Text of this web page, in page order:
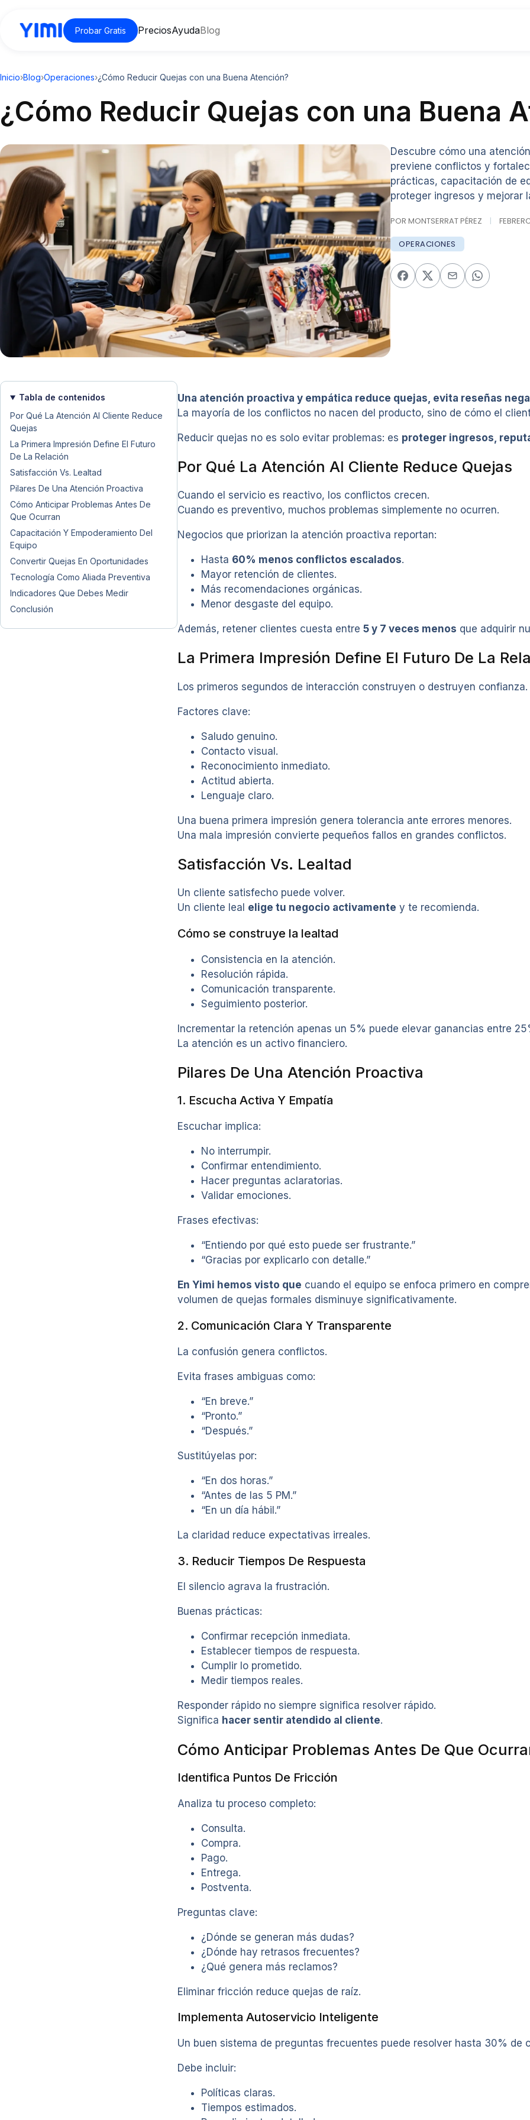
Probar Gratis PreciosAyudaBlog
Inicio›Blog›Operaciones›¿Cómo Reducir Quejas con una Buena Atención?
¿Cómo Reducir Quejas con una Buena
Descubre cómo una
previene conflictos y
prácticas, capacitación de
proteger ingresos y mejorar
POR MONTSERRAT PÉREZ |
OPERACIONES
Tabla de contenidos
Por Qué La Atención Al Cliente Reduce
Quejas
La Primera Impresión Define El Futuro
De La Relación
Satisfacción Vs. Lealtad
Pilares De Una Atención Proactiva
Cómo Anticipar Problemas Antes De
Que Ocurran
Capacitación Y Empoderamiento Del
Equipo
Convertir Quejas En Oportunidades
Tecnología Como Aliada Preventiva
Indicadores Que Debes Medir
Conclusión
Una atención proactiva y empática reduce quejas, evita reseñas
La mayoría de los conflictos no nacen del producto, sino de cómo el
Reducir quejas no es solo evitar problemas: es proteger ingresos,
Por Qué La Atención Al Cliente Reduce Quejas
Cuando el servicio es reactivo, los conflictos crecen.
Cuando es preventivo, muchos problemas simplemente no ocurren.
Negocios que priorizan la atención proactiva reportan:
Hasta 60% menos conflictos escalados.
Mayor retención de clientes.
Más recomendaciones orgánicas.
Menor desgaste del equipo.
Además, retener clientes cuesta entre 5 y 7 veces menos que adquirir
La Primera Impresión Define El Futuro De La
Los primeros segundos de interacción construyen o destruyen confianza.
Factores clave:
Saludo genuino.
Contacto visual.
Reconocimiento inmediato.
Actitud abierta.
Lenguaje claro.
Una buena primera impresión genera tolerancia ante errores menores.
Una mala impresión convierte pequeños fallos en grandes conflictos.
Satisfacción Vs. Lealtad
Un cliente satisfecho puede volver.
Un cliente leal elige tu negocio activamente y te recomienda.
Cómo se construye la lealtad
Consistencia en la atención.
Resolución rápida.
Comunicación transparente.
Seguimiento posterior.
Incrementar la retención apenas un 5% puede elevar ganancias entre
La atención es un activo financiero.
Pilares De Una Atención Proactiva
1. Escucha Activa Y Empatía
Escuchar implica:
No interrumpir.
Confirmar entendimiento.
Hacer preguntas aclaratorias.
Validar emociones.
Frases efectivas:
“Entiendo por qué esto puede ser frustrante.”
“Gracias por explicarlo con detalle.”
En Yimi hemos visto que cuando el equipo se enfoca primero en
volumen de quejas formales disminuye significativamente.
2. Comunicación Clara Y Transparente
La confusión genera conflictos.
Evita frases ambiguas como:
“En breve.”
“Pronto.”
“Después.”
Sustitúyelas por:
“En dos horas.”
“Antes de las 5 PM.”
“En un día hábil.”
La claridad reduce expectativas irreales.
3. Reducir Tiempos De Respuesta
El silencio agrava la frustración.
Buenas prácticas:
Confirmar recepción inmediata.
Establecer tiempos de respuesta.
Cumplir lo prometido.
Medir tiempos reales.
Responder rápido no siempre significa resolver rápido.
Significa hacer sentir atendido al cliente.
Cómo Anticipar Problemas Antes De Que
Identifica Puntos De Fricción
Analiza tu proceso completo:
Consulta.
Compra.
Pago.
Entrega.
Postventa.
Preguntas clave:
¿Dónde se generan más dudas?
¿Dónde hay retrasos frecuentes?
¿Qué genera más reclamos?
Eliminar fricción reduce quejas de raíz.
Implementa Autoservicio Inteligente
Un buen sistema de preguntas frecuentes puede resolver hasta 30% de
Debe incluir:
Políticas claras.
Tiempos estimados.